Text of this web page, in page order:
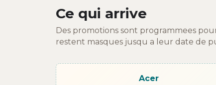
Ce qui arrive
Des promotions sont programmees
restent masques jusqu a leur date de
Acer